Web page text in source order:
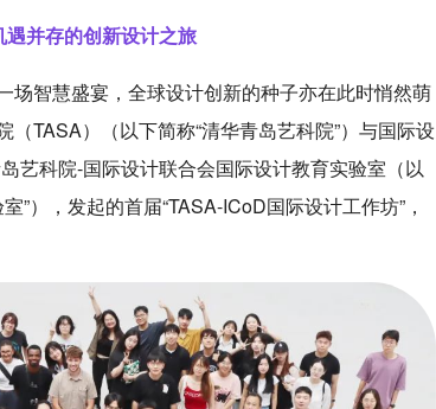
遇并存的创新设计之旅
场智慧盛宴，全球设计创新的种子亦在此时悄然萌
TASA）（以下简称“清华青岛艺科院”）与国际设
艺科院-国际设计联合会国际设计教育实验室（以
”），发起的首届“TASA-ICoD国际设计工作坊”，